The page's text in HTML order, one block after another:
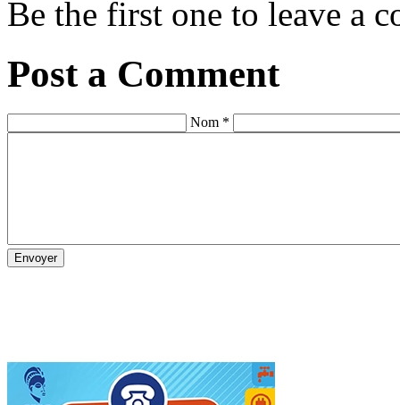
Be the first one to leave a
Post a Comment
Nom *